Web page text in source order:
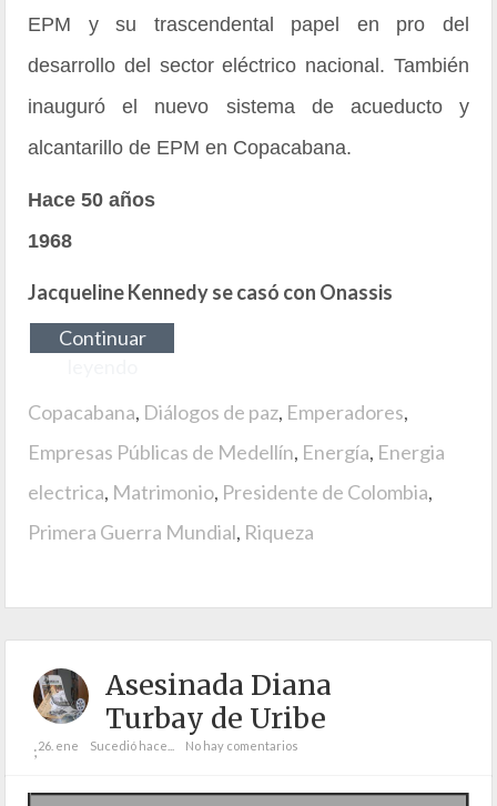
EPM y su trascendental papel en pro del
desarrollo del sector eléctrico nacional. También
inauguró el nuevo sistema de acueducto y
alcantarillo de EPM en Copacabana.
Hace 50 años
1968
Jacqueline Kennedy se casó con Onassis
Continuar
Copacabana, Diálogos de paz, Emperadores,
Empresas Públicas de Medellín, Energía, Energia
electrica, Matrimonio, Presidente de Colombia,
Primera Guerra Mundial, Riqueza
Asesinada Diana
Turbay de Uribe
;26. ene Sucedió hace... No hay comentarios